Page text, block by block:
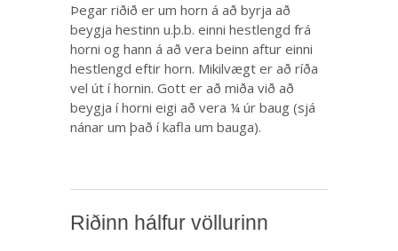
Þegar riðið er um horn á að byrja að
beygja hestinn u.þ.b. einni hestlengd frá
horni og hann á að vera beinn aftur einni
hestlengd eftir horn. Mikilvægt er að ríða
vel út í hornin. Gott er að miða við að
beygja í horni eigi að vera ¼ úr baug (sjá
nánar um það í kafla um bauga).
Riðinn hálfur völlurinn